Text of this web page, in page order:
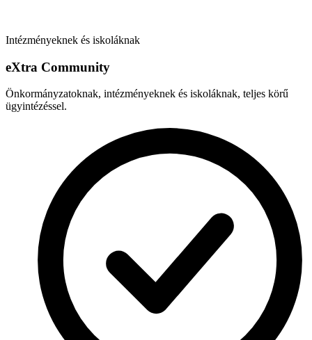
Intézményeknek és iskoláknak
eXtra Community
Önkormányzatoknak, intézményeknek és iskoláknak, teljes körű
ügyintézéssel.